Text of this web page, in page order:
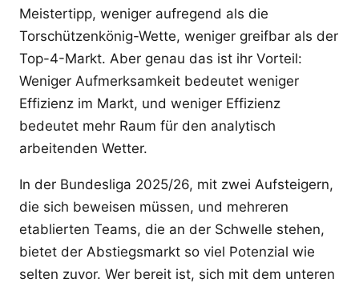
Meistertipp, weniger aufregend als die
Torschützenkönig-Wette, weniger greifbar als der
Top-4-Markt. Aber genau das ist ihr Vorteil:
Weniger Aufmerksamkeit bedeutet weniger
Effizienz im Markt, und weniger Effizienz
bedeutet mehr Raum für den analytisch
arbeitenden Wetter.
In der Bundesliga 2025/26, mit zwei Aufsteigern,
die sich beweisen müssen, und mehreren
etablierten Teams, die an der Schwelle stehen,
bietet der Abstiegsmarkt so viel Potenzial wie
selten zuvor. Wer bereit ist, sich mit dem unteren